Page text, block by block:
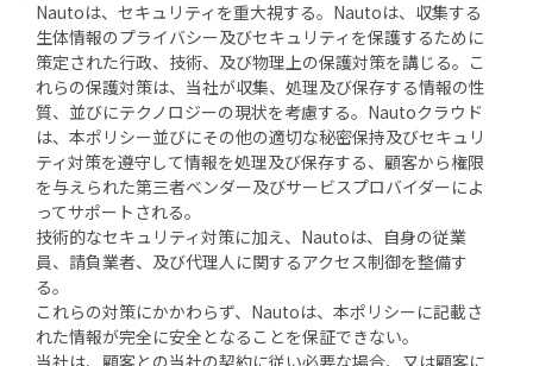
Nautoは、セキュリティを重大視する。Nautoは、収集する
生体情報のプライバシー及びセキュリティを保護するために
策定された行政、技術、及び物理上の保護対策を講じる。こ
れらの保護対策は、当社が収集、処理及び保存する情報の性
質、並びにテクノロジーの現状を考慮する。Nautoクラウド
は、本ポリシー並びにその他の適切な秘密保持及びセキュリ
ティ対策を遵守して情報を処理及び保存する、顧客から権限
を与えられた第三者ベンダー及びサービスプロバイダーによ
ってサポートされる。
技術的なセキュリティ対策に加え、Nautoは、自身の従業
員、請負業者、及び代理人に関するアクセス制御を整備す
る。
これらの対策にかかわらず、Nautoは、本ポリシーに記載さ
れた情報が完全に安全となることを保証できない。
当社は、顧客との当社の契約に従い必要な場合、又は顧客に